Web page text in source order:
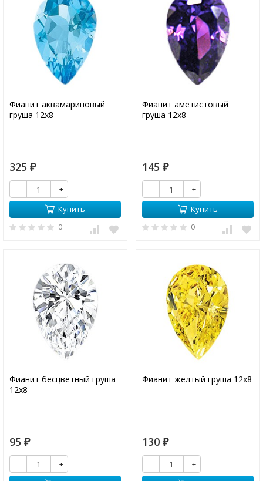
Фианит аквамариновый
груша 12х8
325 ₽
-
+
Купить
0
Фианит аметистовый
груша 12х8
145 ₽
-
+
Купить
0
Фианит бесцветный груша
12х8
95 ₽
-
+
Фианит желтый груша 12х8
130 ₽
-
+